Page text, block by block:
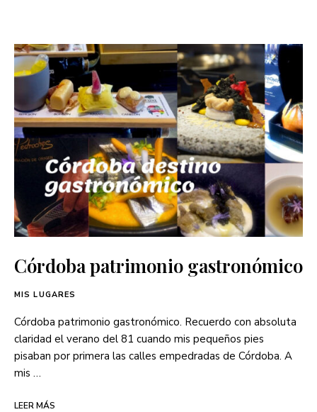
Córdoba patrimonio gastronómico
MIS LUGARES
Córdoba patrimonio gastronómico. Recuerdo con absoluta
claridad el verano del 81 cuando mis pequeños pies
pisaban por primera las calles empedradas de Córdoba. A
mis …
LEER MÁS